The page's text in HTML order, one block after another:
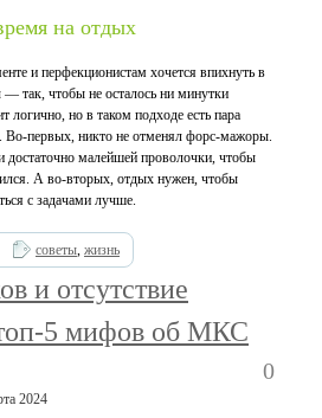
на отдых
и перфекционистам хочется впихнуть в
— так, чтобы не осталось ни минутки
логично, но в таком подходе есть пара
Во-первых, никто не отменял форс-мажоры.
достаточно малейшей проволочки, чтобы
А во-вторых, отдых нужен, чтобы
с задачами лучше.
советы, жизнь
и отсутствие
5 мифов об МКС
0
2024